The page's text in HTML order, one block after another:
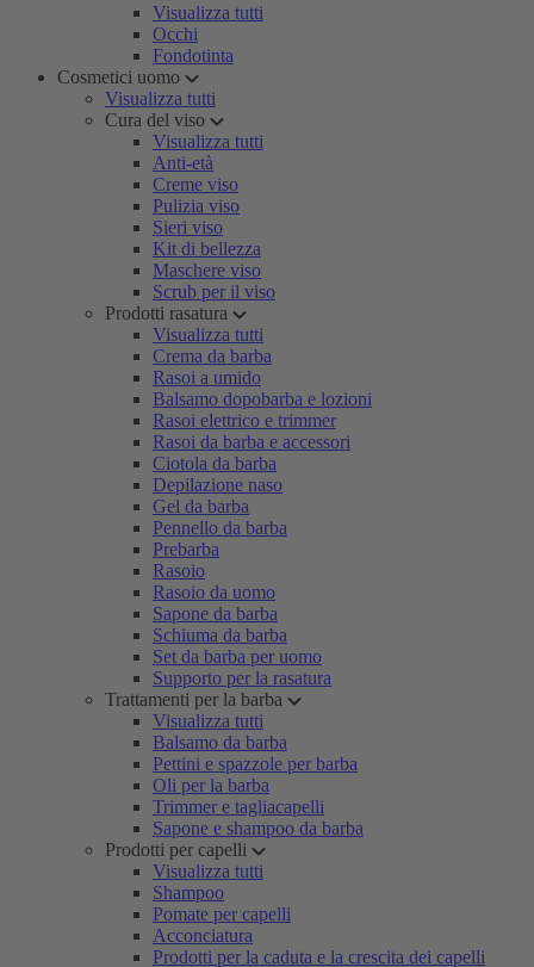
Visualizza tutti
Occhi
Fondotinta
Cosmetici uomo
Visualizza tutti
Cura del viso
Visualizza tutti
Anti-età
Creme viso
Pulizia viso
Sieri viso
Kit di bellezza
Maschere viso
Scrub per il viso
Prodotti rasatura
Visualizza tutti
Crema da barba
Rasoi a umido
Balsamo dopobarba e lozioni
Rasoi elettrico e trimmer
Rasoi da barba e accessori
Ciotola da barba
Depilazione naso
Gel da barba
Pennello da barba
Prebarba
Rasoio
Rasoio da uomo
Sapone da barba
Schiuma da barba
Set da barba per uomo
Supporto per la rasatura
Trattamenti per la barba
Visualizza tutti
Balsamo da barba
Pettini e spazzole per barba
Oli per la barba
Trimmer e tagliacapelli
Sapone e shampoo da barba
Prodotti per capelli
Visualizza tutti
Shampoo
Pomate per capelli
Acconciatura
Prodotti per la caduta e la crescita dei capelli